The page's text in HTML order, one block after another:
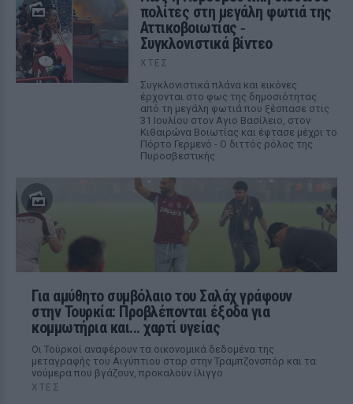
πολίτες στη μεγάλη φωτιά της
Αττικοβοιωτίας ‑
Συγκλονιστικά βίντεο
ΧΤΕΣ
Συγκλονιστικά πλάνα και εικόνες
έρχονται στο φως της δημοσιότητας
από τη μεγάλη φωτιά που ξέσπασε στις
31 Ιουλίου στον Αγιο Βασίλειο, στον
Κιθαιρώνα Βοιωτίας και έφτασε μέχρι το
Πόρτο Γερμενό - Ο διττός ρόλος της
Πυροσβεστικής
Για αμύθητο συμβόλαιο του Σαλάχ γράφουν
στην Τουρκία: Προβλέπονται έξοδα για
κομμωτήρια και... χαρτί υγείας
Οι Τούρκοί αναφέρουν τα οικονομικά δεδομένα της
μεταγραφής του Αιγύπτιου σταρ στην Τραμπζονσπόρ και τα
νούμερα που βγάζουν, προκαλούν ίλιγγο
ΧΤΕΣ